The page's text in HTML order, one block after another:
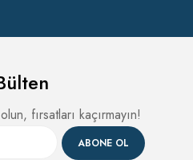
fırsatları kaçırmayın!
ABONE OL